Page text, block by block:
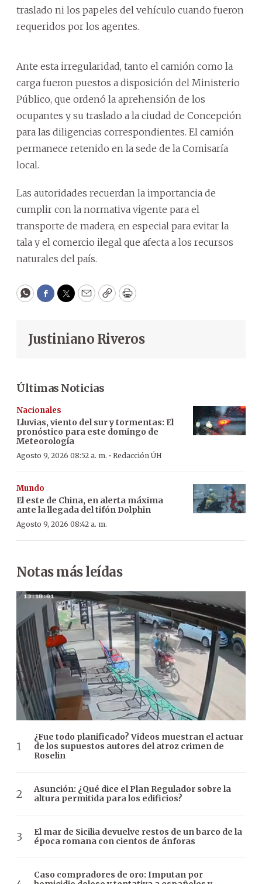
traslado ni los papeles del vehículo cuando fueron
requeridos por los agentes.
Ante esta irregularidad, tanto el camión como la
carga fueron puestos a disposición del Ministerio
Público, que ordenó la aprehensión de los
ocupantes y su traslado a la ciudad de Concepción
para las diligencias correspondientes. El camión
permanece retenido en la sede de la Comisaría
local.
Las autoridades recuerdan la importancia de
cumplir con la normativa vigente para el
transporte de madera, en especial para evitar la
tala y el comercio ilegal que afecta a los recursos
naturales del país.
WhatsApp
Facebook
Twitter
EmailCopyPrint
Justiniano Riveros
Últimas Noticias
Nacionales
Lluvias, viento del sur y tormentas: El
pronóstico para este domingo de
Meteorología
Agosto 9, 2026 08:52 a. m. · Redacción ÚH
Mundo
El este de China, en alerta máxima
ante la llegada del tifón Dolphin
Agosto 9, 2026 08:42 a. m.
Notas más leídas
¿Fue todo planificado? Videos muestran el actuar
de los supuestos autores del atroz crimen de
Roselin
Asunción: ¿Qué dice el Plan Regulador sobre la
altura permitida para los edificios?
El mar de Sicilia devuelve restos de un barco de la
época romana con cientos de ánforas
Caso compradores de oro: Imputan por